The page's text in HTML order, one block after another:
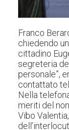
Franco
chiedendo
cittadino
segreteria
personale”,
contattato
Nella
meriti del
Vibo